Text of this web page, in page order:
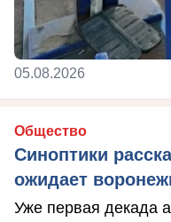
05.08.2026
Общество
Синоптики
ожидает
Уже первая декада